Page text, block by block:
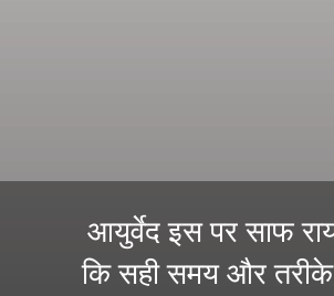
आयुर्वेद इस पर साफ
कि सही समय और तरीके